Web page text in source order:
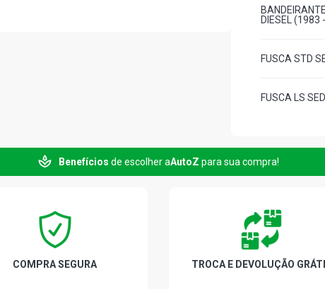
DIESEL (1983
FUSCA STD
FUSCA LS
FUSCA
Benefícios de escolher aAutoZ para sua compra!
COMPRA SEGURA TROCA E DEVOLUÇÃO